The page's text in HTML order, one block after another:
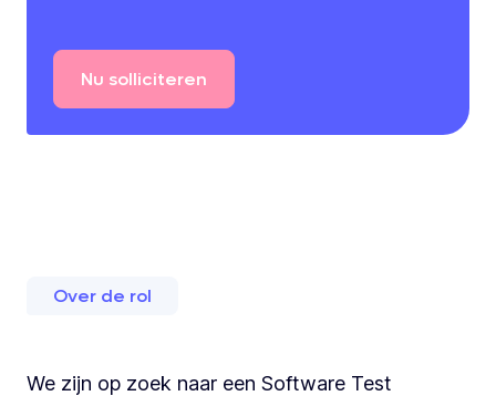
Nu solliciteren
Over de rol
We zijn op zoek naar een Software Test